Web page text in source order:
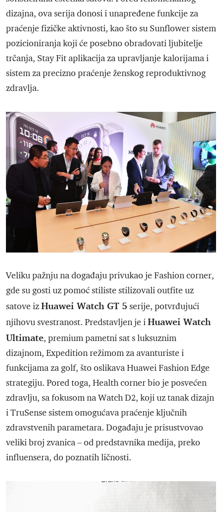
dizajna, ova serija donosi i unapređene funkcije za
praćenje fizičke aktivnosti, kao što su Sunflower sistem
pozicioniranja koji će posebno obradovati ljubitelje
trčanja, Stay Fit aplikacija za upravljanje kalorijama i
sistem za precizno praćenje ženskog reproduktivnog
zdravlja.
Veliku pažnju na događaju privukao je Fashion corner,
gde su gosti uz pomoć stiliste stilizovali outfite uz
satove izHuawei Watch GT 5 serije, potvrđujući
njihovu svestranost. Predstavljen je iHuawei Watch
Ultimate, premium pametni sat s luksuznim
dizajnom, Expedition režimom za avanturiste i
funkcijama za golf, što oslikava Huawei Fashion Edge
strategiju. Pored toga, Health corner bio je posvećen
zdravlju, sa fokusom na Watch D2, koji uz tanak dizajn
i TruSense sistem omogućava praćenje ključnih
zdravstvenih parametara. Događaju je prisustvovao
veliki broj zvanica – od predstavnika medija, preko
influensera, do poznatih ličnosti.